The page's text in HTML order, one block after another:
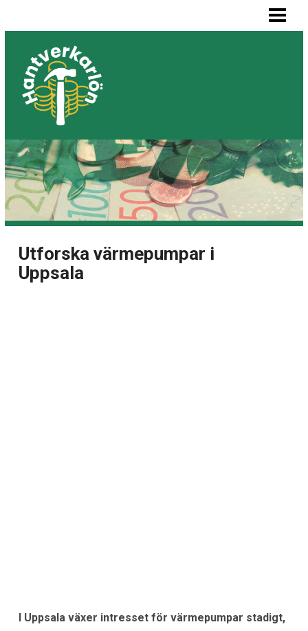
MÅLARE LÖN
SNICKARE LÖN
VVS-MONTÖR LÖN
ELEKTRIKER LÖN
BLOGG
LISTA BYGGFIRMOR
Utforska värmepumpar i
Uppsala
I Uppsala växer intresset för värmepumpar stadigt,